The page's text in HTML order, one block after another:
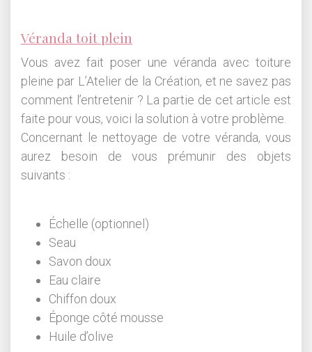
Véranda toit plein
Vous avez fait poser une véranda avec toiture
pleine par L’Atelier de la Création, et ne savez pas
comment l’entretenir ? La partie de cet article est
faite pour vous, voici la solution à votre problème.
Concernant le nettoyage de votre véranda, vous
aurez besoin de vous prémunir des objets
suivants :
Échelle (optionnel)
Seau
Savon doux
Eau claire
Chiffon doux
Éponge côté mousse
Huile d’olive